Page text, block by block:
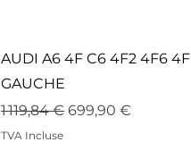
AUDI A6 4F C6 4F2 4F6
GAUCHE
Prix original
1 119,84 € Prix
699,90 €
TVA Incluse